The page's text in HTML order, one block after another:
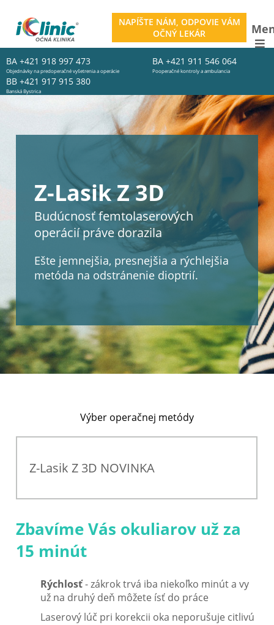
NAPÍŠTE NÁM, ODPOVIE VÁM
OČNÝ LEKÁR
BA +421 918 997 473
Objednávky na predoperačné vyšetrenia a operácie
BA +421 911 546 064
Pooperačné kontroly a ambulancia
BB +421 917 915 380
Banská Bystrica
Z-Lasik Z 3D
Budúcnosť femtolaserových
operácií práve dorazila
Ešte jemnejšia, presnejšia a rýchlejšia
metóda na odstránenie dioptrií.
Výber operačnej metódy
Z-Lasik Z 3D NOVINKA
Zbavíme Vás okuliarov už za
15 minút
Rýchlosť- zákrok trvá iba niekoľko minút a vy
už na druhý deň môžete ísť do práce
Laserový lúč pri korekcii oka neporušuje citlivú